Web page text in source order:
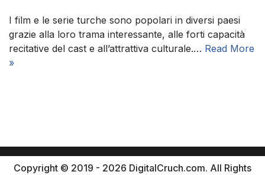
I film e le serie turche sono popolari in diversi paesi
grazie alla loro trama interessante, alle forti capacità
recitative del cast e all’attrattiva culturale.… Read More
»
Copyright © 2019 - 2026 DigitalCruch.com. All Rights